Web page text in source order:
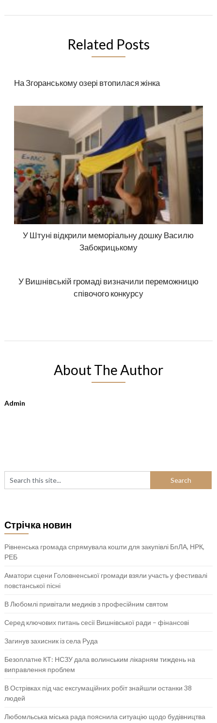
Related Posts
На Згоранському озері втопилася жінка
У Штуні відкрили меморіальну дошку Василю
Забокрицькому
У Вишнівській громаді визначили переможницю
співочого конкурсу
About The Author
Admin
Стрічка новин
Рівненська громада спрямувала кошти для закупівлі БпЛА, НРК,
РЕБ
Аматори сцени Головненської громади взяли участь у фестивалі
повстанської пісні
В Любомлі привітали медиків з професійним святом
Серед ключових питань сесії Вишнівської ради – фінансові
Загинув захисник із села Руда
Безоплатне КТ: НСЗУ дала волинським лікарням тиждень на
виправлення проблем
В Острівках під час ексгумаційних робіт знайшли останки 38
людей
Любомльська міська рада пояснила ситуацію щодо будівництва